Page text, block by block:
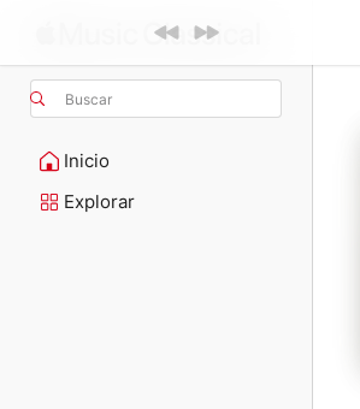
Buscar
Inicio
Explorar